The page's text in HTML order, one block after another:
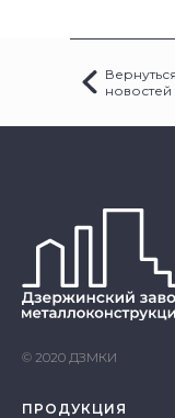
новостей
© 2020 ДЗМКИ
ПРОДУКЦИЯ